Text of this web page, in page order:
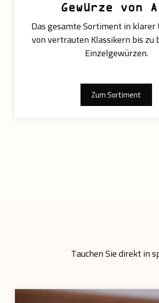
Gewürze von
Das gesamte Sortiment in
von vertrauten Klassikern bis zu
Einzelgewürzen.
Zum Sortiment
Tauchen Sie direkt in